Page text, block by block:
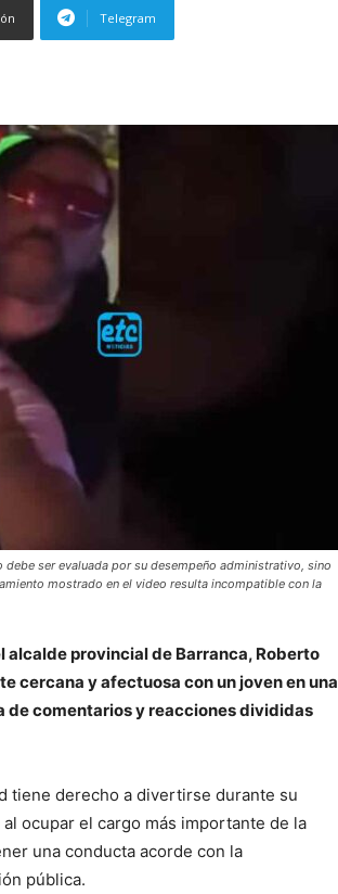
Telegram
ser evaluada por su desempeño administrativo, sino
mostrado en el video resulta incompatible con la
alcalde provincial de Barranca, Roberto
cercana y afectuosa con un joven en una
de comentarios y reacciones divididas
tiene derecho a divertirse durante su
ocupar el cargo más importante de la
una conducta acorde con la
pública.